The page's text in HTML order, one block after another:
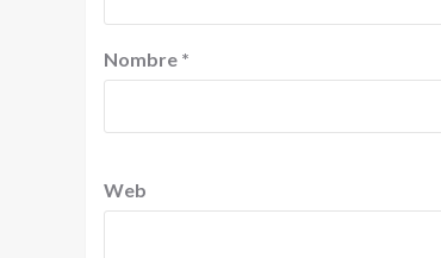
Nombre *
Web